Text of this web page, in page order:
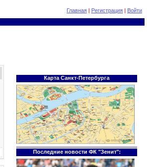
Главная | Регистрация | Войти
Карта Санкт-Петербурга
Последние новости ФК "Зенит":